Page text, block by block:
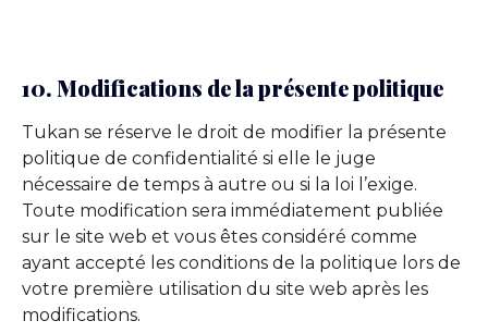
10. Modifications de la présente politique
Tukan se réserve le droit de modifier la présente
politique de confidentialité si elle le juge
nécessaire de temps à autre ou si la loi l’exige.
Toute modification sera immédiatement publiée
sur le site web et vous êtes considéré comme
ayant accepté les conditions de la politique lors de
votre première utilisation du site web après les
modifications.